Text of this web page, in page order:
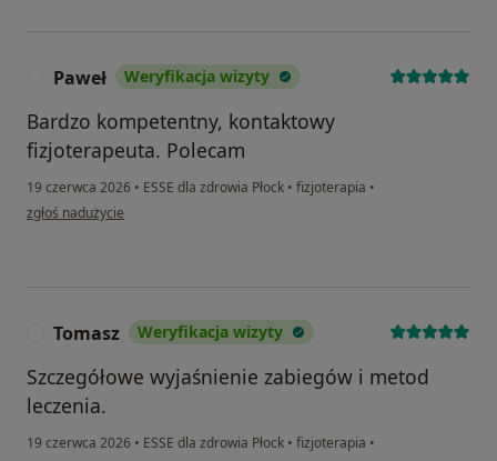
Paweł Weryfikacja wizyty
Bardzo kompetentny, kontaktowy
fizjoterapeuta. Polecam
19 czerwca 2026 • ESSE dla zdrowia Płock • fizjoterapia •
w opinii użytkownika Paweł
zgłoś nadużycie
Tomasz Weryfikacja wizyty
Szczegółowe wyjaśnienie zabiegów i metod
leczenia.
19 czerwca 2026 • ESSE dla zdrowia Płock • fizjoterapia •